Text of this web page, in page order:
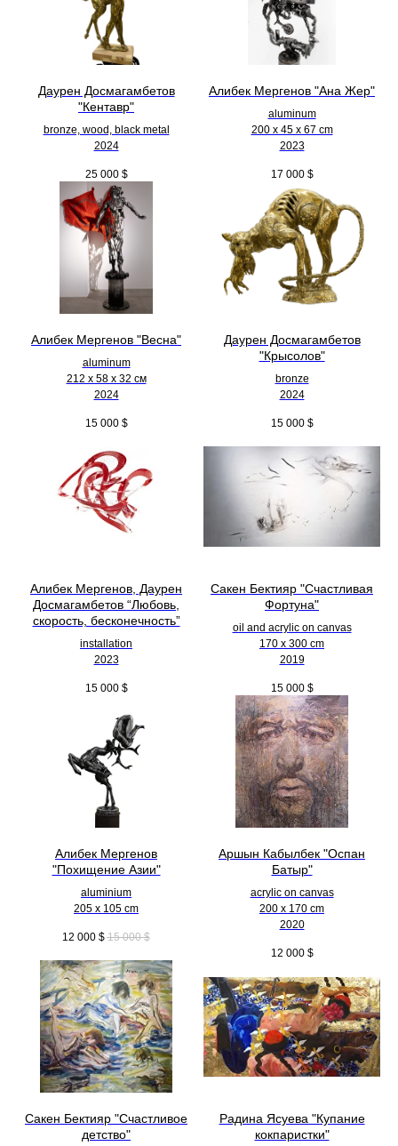
Даурен Досмагамбетов
"Кентавр"
bronze, wood, black metal
2024
25 000 $
Алибек Мергенов "Ана Жер"
aluminum
200 х 45 х 67 cm
2023
17 000 $
Алибек Мергенов "Весна"
aluminum
212 х 58 х 32 см
2024
15 000 $
Даурен Досмагамбетов
"Крысолов"
bronze
2024
15 000 $
Алибек Мергенов, Даурен
Досмагамбетов “Любовь,
скорость, бесконечность”
installation
2023
15 000 $
Сакен Бектияр "Счастливая
Фортуна"
oil and acrylic on canvas
170 x 300 cm
2019
15 000 $
Алибек Мергенов
"Похищение Азии"
aluminium
205 x 105 cm
12 000 $ 15 000 $
Аршын Кабылбек "Оспан
Батыр"
acrylic on canvas
200 x 170 cm
2020
12 000 $
Сакен Бектияр "Счастливое
детство"
Радина Ясуева "Купание
кокпаристки"